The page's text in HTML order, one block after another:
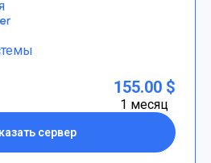
сервер
155.00 $
1 месяц